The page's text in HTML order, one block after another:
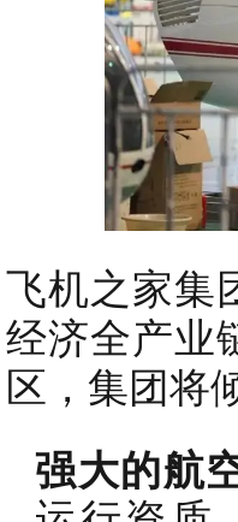
飞机之家集
经济全产业
区，集团将
强大的航